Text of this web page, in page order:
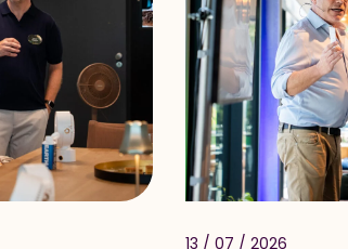
13 / 07 / 2026